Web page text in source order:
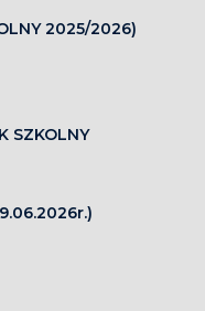
2025/2026)
SZKOLNY